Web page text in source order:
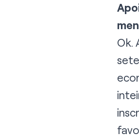
Ok.